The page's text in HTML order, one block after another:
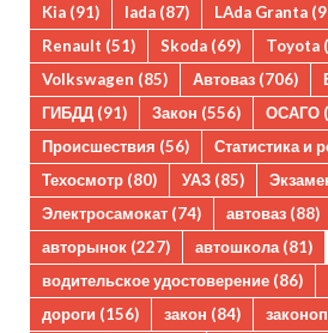
Kia (91) lada (87) LAda Granta
Renault (51) Skoda (69) Toyota
Volkswagen (85) Автоваз (706)
ГИБДД (91) Закон (556) ОСАГО
Происшествия (56) Статистика и
Техосмотр (80) УАЗ (85)
Электросамокат (74) автоваз (88)
авторынок (227) автошкола (81)
водительское удостоверение (86)
дороги (156) закон (84)